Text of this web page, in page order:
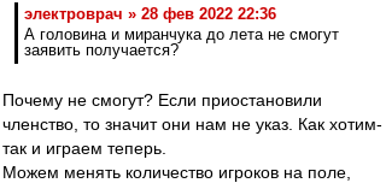
электроврач » 28 фев 2022 22:36
А головина и миранчука до лета не смогут
заявить получается?
Почему не смогут? Если приостановили
членство, то значит они нам не указ. Как хотим-
так и играем теперь.
Можем менять количество игроков на поле,